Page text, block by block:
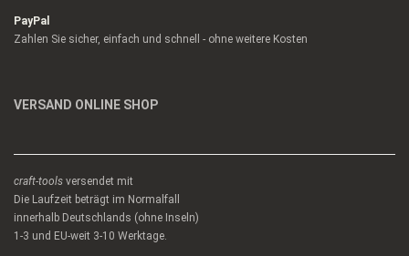
PayPal
Zahlen Sie sicher, einfach und schnell - ohne weitere Kosten
VERSAND ONLINE SHOP
craft-tools versendet mit
Die Laufzeit beträgt im Normalfall
innerhalb Deutschlands (ohne Inseln)
1-3 und EU-weit 3-10 Werktage.